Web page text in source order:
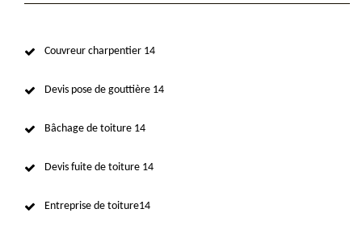
Couvreur charpentier 14
Devis pose de gouttière 14
Bâchage de toiture 14
Devis fuite de toiture 14
Entreprise de toiture14